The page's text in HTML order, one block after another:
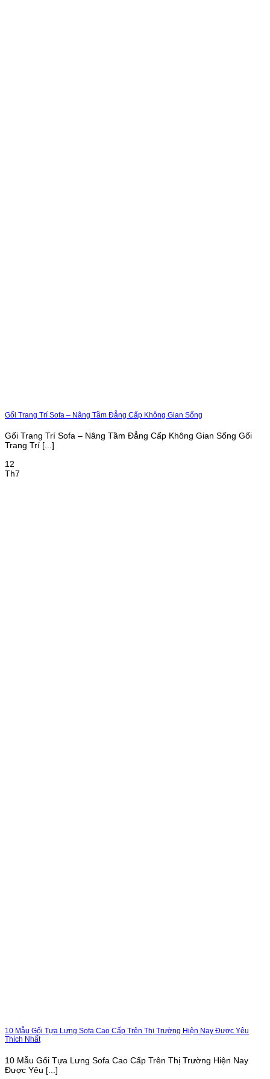
Gối Trang Trí Sofa – Nâng Tầm Đẳng Cấp Không Gian Sống
Gối Trang Trí Sofa – Nâng Tầm Đẳng Cấp Không Gian Sống Gối
Trang Trí [...]
12
Th7
10 Mẫu Gối Tựa Lưng Sofa Cao Cấp Trên Thị Trường Hiện Nay Được Yêu
Thích Nhất
10 Mẫu Gối Tựa Lưng Sofa Cao Cấp Trên Thị Trường Hiện Nay
Được Yêu [...]